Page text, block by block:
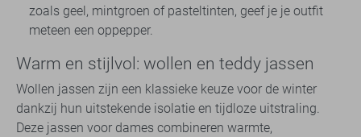
zoals geel, mintgroen of pasteltinten, geef je je outfit
meteen een oppepper.
Warm en stijlvol: wollen en teddy jassen
Wollen jassen zijn een klassieke keuze voor de winter
dankzij hun uitstekende isolatie en tijdloze uitstraling.
Deze jassen voor dames combineren warmte,